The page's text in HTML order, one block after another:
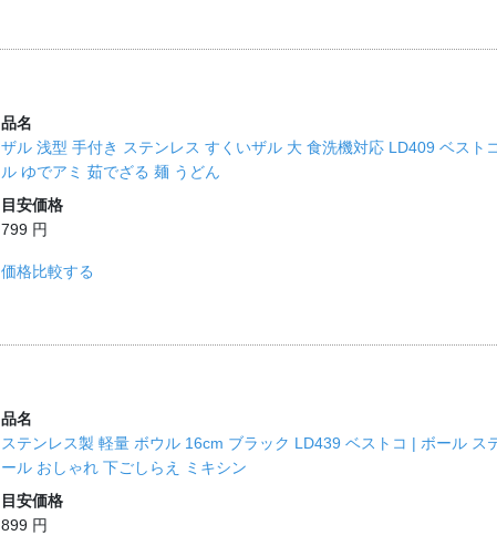
品名
ザル 浅型 手付き ステンレス すくいザル 大 食洗機対応 LD409 ベスト
ル ゆでアミ 茹でざる 麺 うどん
目安価格
799 円
価格比較する
品名
ステンレス製 軽量 ボウル 16cm ブラック LD439 ベストコ | ボール ス
ール おしゃれ 下ごしらえ ミキシン
目安価格
899 円